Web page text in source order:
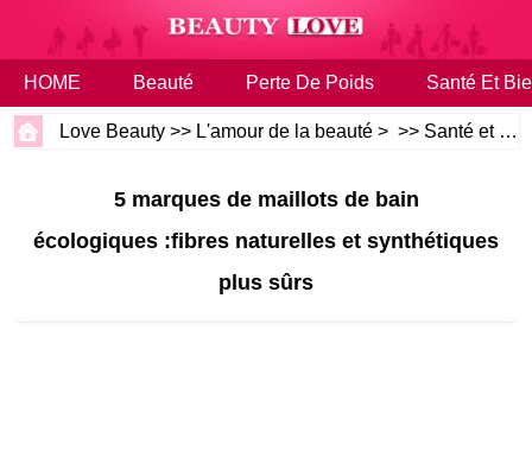
HOME Beauté Perte De Poids Santé Et
Love Beauty >> L'amour de la beauté > >> Santé et bien-être
5 marques de maillots de bain
écologiques :fibres naturelles et synthétiques
plus sûrs